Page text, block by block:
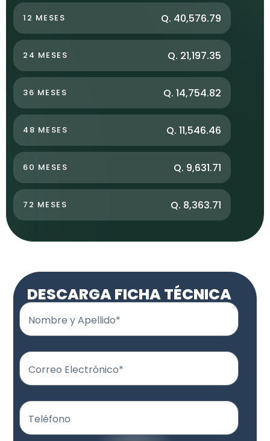
12 MESES Q. 40,576.79
24 MESES Q. 21,197.35
36 MESES Q. 14,754.82
48 MESES Q. 11,546.46
60 MESES Q. 9,631.71
72 MESES Q. 8,363.71
DESCARGA FICHA TÉCNICA
Nombre y Apellido*
Correo Electrónico*
Teléfono